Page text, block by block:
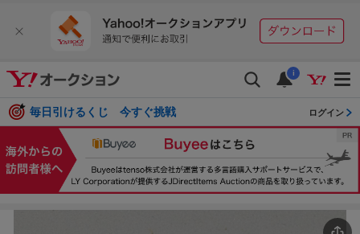
i
毎日引けるくじ 今すぐ挑戦 ログイン